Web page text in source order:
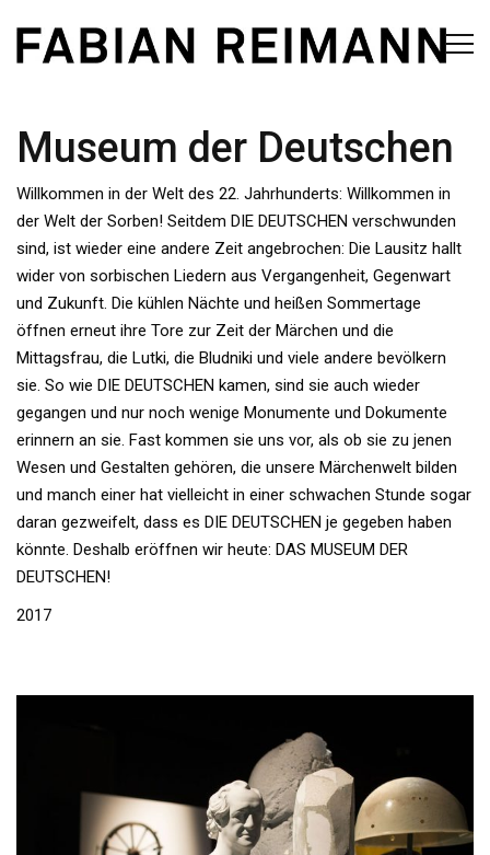
Museum der Deutschen
Willkommen in der Welt des 22. Jahrhunderts: Willkommen in
der Welt der Sorben! Seitdem DIE DEUTSCHEN verschwunden
sind, ist wieder eine andere Zeit angebrochen: Die Lausitz hallt
wider von sorbischen Liedern aus Vergangenheit, Gegenwart
und Zukunft. Die kühlen Nächte und heißen Sommertage
öffnen erneut ihre Tore zur Zeit der Märchen und die
Mittagsfrau, die Lutki, die Bludniki und viele andere bevölkern
sie. So wie DIE DEUTSCHEN kamen, sind sie auch wieder
gegangen und nur noch wenige Monumente und Dokumente
erinnern an sie. Fast kommen sie uns vor, als ob sie zu jenen
Wesen und Gestalten gehören, die unsere Märchenwelt bilden
und manch einer hat vielleicht in einer schwachen Stunde sogar
daran gezweifelt, dass es DIE DEUTSCHEN je gegeben haben
könnte. Deshalb eröffnen wir heute: DAS MUSEUM DER
DEUTSCHEN!
2017